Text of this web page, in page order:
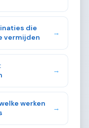
die
vermijden
→
→
werken
→